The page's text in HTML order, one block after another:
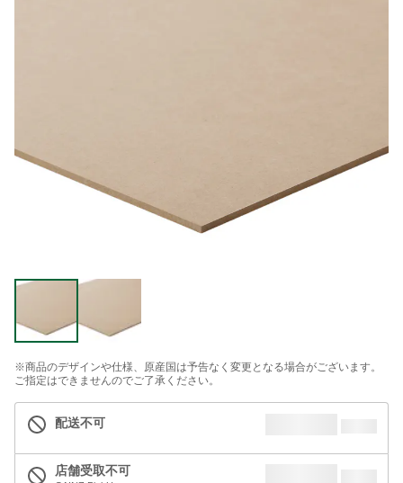
※商品のデザインや仕様、原産国は予告なく変更となる場合がございます。
ご指定はできませんのでご了承ください。
配送不可
店舗受取不可